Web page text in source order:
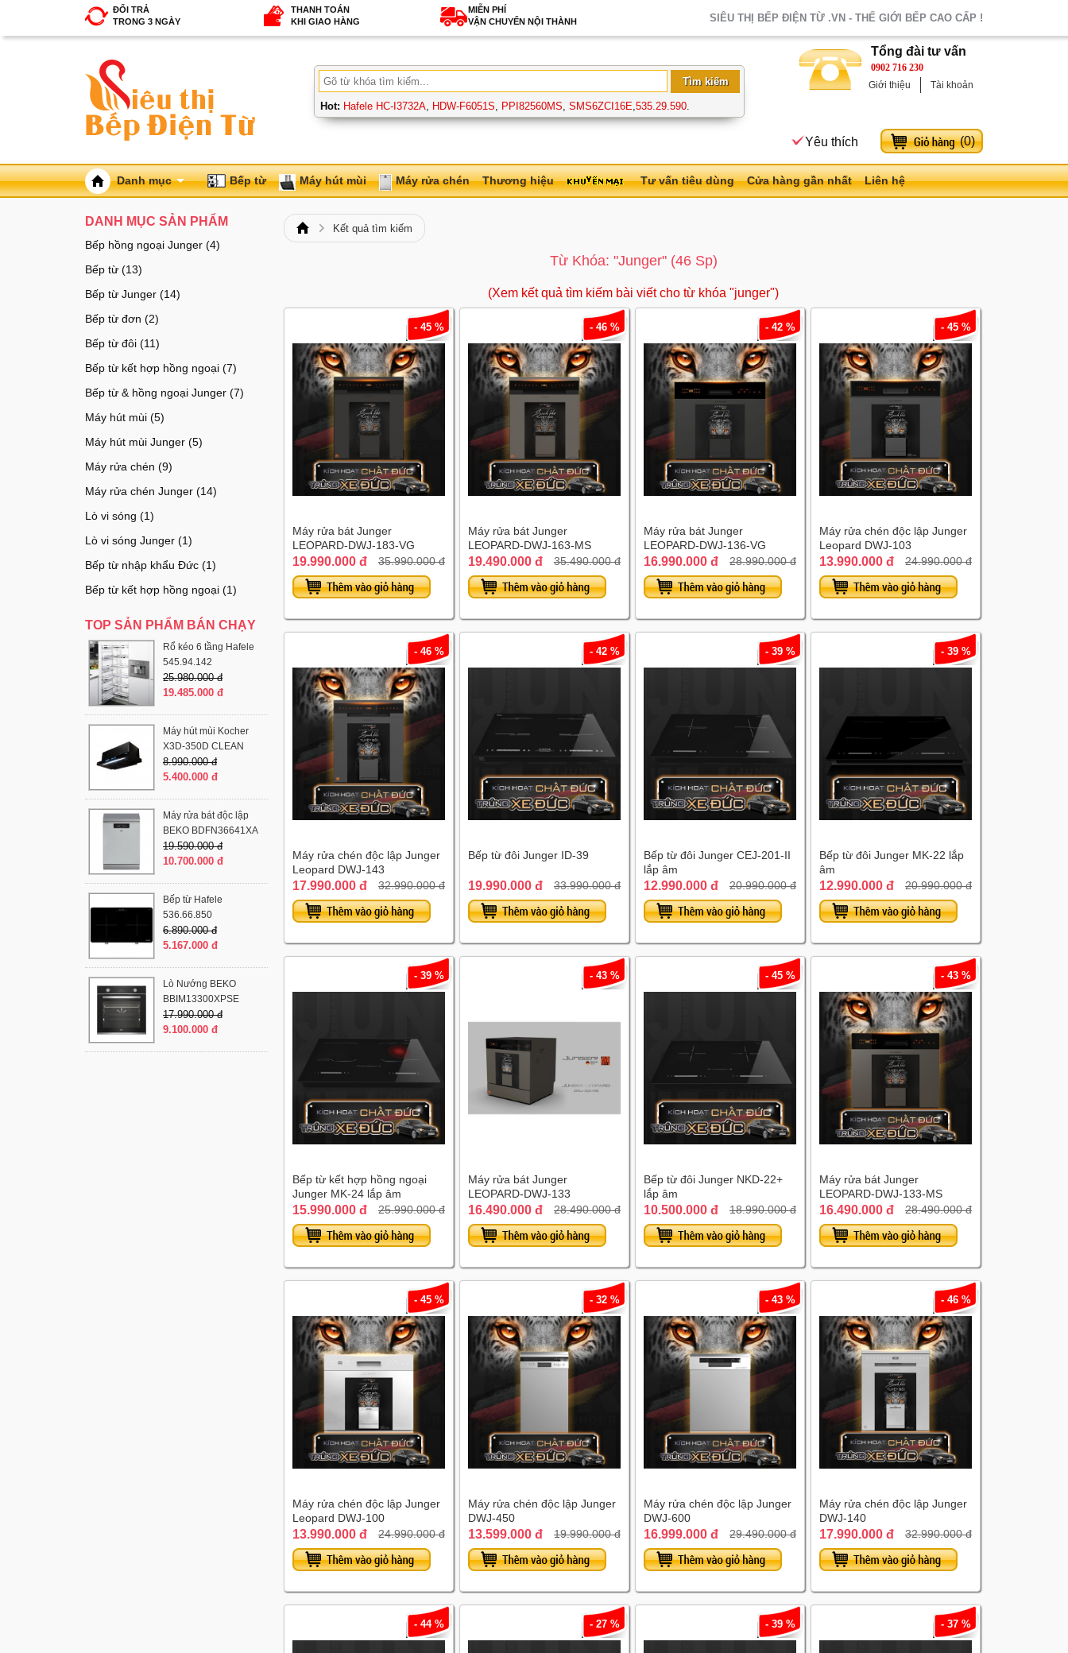
ĐỔI TRẢ
TRONG 3 NGÀY
THANH TOÁN
KHI GIAO HÀNG
MIỄN PHÍ
VẬN CHUYỂN NỘI THÀNH
SIÊU THỊ BẾP ĐIỆN TỪ .VN - THẾ GIỚI BẾP CAO CẤP !
Hot: Hafele HC-I3732A, HDW-F6051S, PPI82560MS, SMS6ZCI16E,535.29.590.
Tổng đài tư vấn
0902 716 230
Giới thiệu
Tài khoản
Yêu thích (0)
Danh mục Bếp từ Máy hút mùi Máy rửa chén Thương hiệu Tư vấn tiêu dùng Cửa hàng gần nhất Liên hệ
Kết quả tìm kiếm
Từ Khóa: "junger" (46 Sp)
(Xem kết quả tìm kiếm bài viết cho từ khóa "junger")
- 45 %
Máy rửa bát Junger
LEOPARD-DWJ-183-VG
19.990.000 đ 35.990.000 đ
- 46 %
Máy rửa bát Junger
LEOPARD-DWJ-163-MS
19.490.000 đ 35.490.000 đ
- 42 %
Máy rửa bát Junger
LEOPARD-DWJ-136-VG
16.990.000 đ 28.990.000 đ
- 45 %
Máy rửa chén độc lập Junger
Leopard DWJ-103
13.990.000 đ 24.990.000 đ
- 46 %
Máy rửa chén độc lập Junger
Leopard DWJ-143
17.990.000 đ 32.990.000 đ
- 42 %
Bếp từ đôi Junger ID-39
19.990.000 đ 33.990.000 đ
- 39 %
Bếp từ đôi Junger CEJ-201-II
lắp âm
12.990.000 đ 20.990.000 đ
- 39 %
Bếp từ đôi Junger MK-22 lắp
âm
12.990.000 đ 20.990.000 đ
- 39 %
Bếp từ kết hợp hồng ngoại
Junger MK-24 lắp âm
15.990.000 đ 25.990.000 đ
- 43 %
Máy rửa bát Junger
LEOPARD-DWJ-133
16.490.000 đ 28.490.000 đ
- 45 %
Bếp từ đôi Junger NKD-22+
lắp âm
10.500.000 đ 18.990.000 đ
- 43 %
Máy rửa bát Junger
LEOPARD-DWJ-133-MS
16.490.000 đ 28.490.000 đ
- 45 %
Máy rửa chén độc lập Junger
Leopard DWJ-100
13.990.000 đ 24.990.000 đ
- 32 %
Máy rửa chén độc lập Junger
DWJ-450
13.599.000 đ 19.990.000 đ
- 43 %
Máy rửa chén độc lập Junger
DWJ-600
16.999.000 đ 29.490.000 đ
- 46 %
Máy rửa chén độc lập Junger
DWJ-140
17.990.000 đ 32.990.000 đ
- 44 % - 27 % - 39 % - 37 %
DANH MỤC SẢN PHẨM
Bếp hồng ngoại Junger (4)
Bếp từ (13)
Bếp từ Junger (14)
Bếp từ đơn (2)
Bếp từ đôi (11)
Bếp từ kết hợp hồng ngoại (7)
Bếp từ & hồng ngoại Junger (7)
Máy hút mùi (5)
Máy hút mùi Junger (5)
Máy rửa chén (9)
Máy rửa chén Junger (14)
Lò vi sóng (1)
Lò vi sóng Junger (1)
Bếp từ nhập khẩu Đức (1)
Bếp từ kết hợp hồng ngoại (1)
TOP SẢN PHẨM BÁN CHẠY
Rổ kéo 6 tầng Hafele
545.94.142
25.980.000 đ
19.485.000 đ
Máy hút mùi Kocher
X3D-350D CLEAN
8.990.000 đ
5.400.000 đ
Máy rửa bát độc lập
BEKO BDFN36641XA
19.590.000 đ
10.700.000 đ
Bếp từ Hafele
536.66.850
6.890.000 đ
5.167.000 đ
Lò Nướng BEKO
BBIM13300XPSE
17.990.000 đ
9.100.000 đ